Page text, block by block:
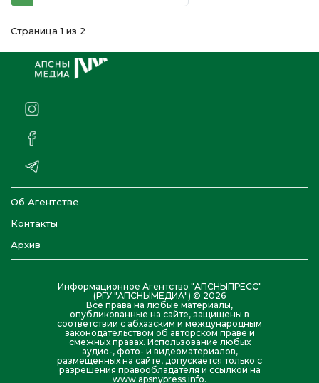
Страница 1 из 2
Об Агентстве
Контакты
Архив
Информационное Агентство "АПСНЫПРЕСС"
(РГУ "АПСНЫМЕДИА") © 2026
Все права на любые материалы,
опубликованные на сайте, защищены в
соответствии с абхазским и международным
законодательством об авторском праве и
смежных правах. Использование любых
аудио-, фото- и видеоматериалов,
размещенных на сайте, допускается только с
разрешения правообладателя и ссылкой на
www.apsnypress.info.